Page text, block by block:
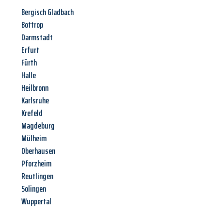
Bergisch Gladbach
Bottrop
Darmstadt
Erfurt
Fürth
Halle
Heilbronn
Karlsruhe
Krefeld
Magdeburg
Mülheim
Oberhausen
Pforzheim
Reutlingen
Solingen
Wuppertal